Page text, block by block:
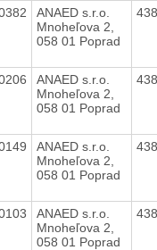
ANAED s.r.o.
Mnoheľova 2,
058 01 Poprad
ANAED s.r.o.
Mnoheľova 2,
058 01 Poprad
ANAED s.r.o.
Mnoheľova 2,
058 01 Poprad
ANAED s.r.o.
Mnoheľova 2,
058 01 Poprad